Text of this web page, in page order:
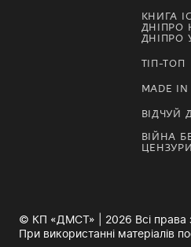
КНИГА
ДНІПРО
ДНІПРО
ТІП-ТОП
MADE IN
ВІДЧУЙ
ВІЙНА
ЦЕНЗУРИ
© КП «ДМСТ» | 2026 Всі права
При використанні матеріалів